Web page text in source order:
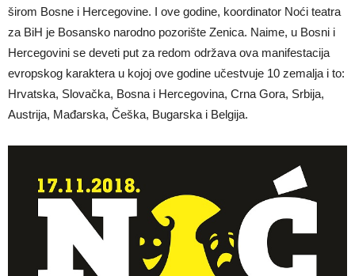
širom Bosne i Hercegovine. I ove godine, koordinator Noći teatra
za BiH je Bosansko narodno pozorište Zenica. Naime, u Bosni i
Hercegovini se deveti put za redom održava ova manifestacija
evropskog karaktera u kojoj ove godine učestvuje 10 zemalja i to:
Hrvatska, Slovačka, Bosna i Hercegovina, Crna Gora, Srbija,
Austrija, Mađarska, Češka, Bugarska i Belgija.